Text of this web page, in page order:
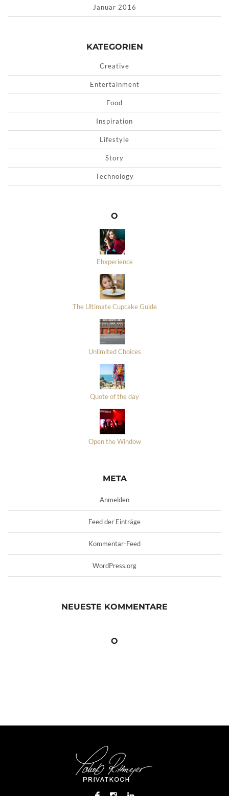
Januar 2016
KATEGORIEN
Creative
Entertainment
Food
Inspiration
Lifestyle
Story
Technology
O
Ehxperience
The Ultimate Cupcake Guide
Unlimited Choices
Quote of the day
Open the Window
META
Anmelden
Feed der Einträge
Kommentar-Feed
WordPress.org
NEUESTE KOMMENTARE
O